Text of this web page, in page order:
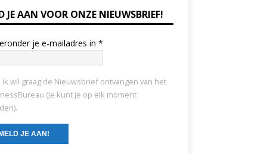
JE AAN VOOR ONZE NIEUWSBRIEF!
je e-mailadres in *
ik wil graag de Nieuwsbrief ontvangen van het
(Je kunt je op elk moment